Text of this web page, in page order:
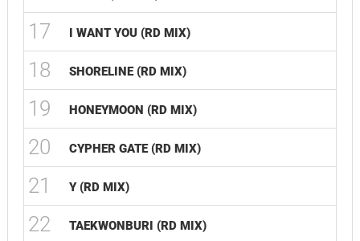
17 I WANT YOU (RD MIX)
18 SHORELINE (RD MIX)
19 HONEYMOON (RD MIX)
20 CYPHER GATE (RD MIX)
21 Y (RD MIX)
22 TAEKWONBURI (RD MIX)